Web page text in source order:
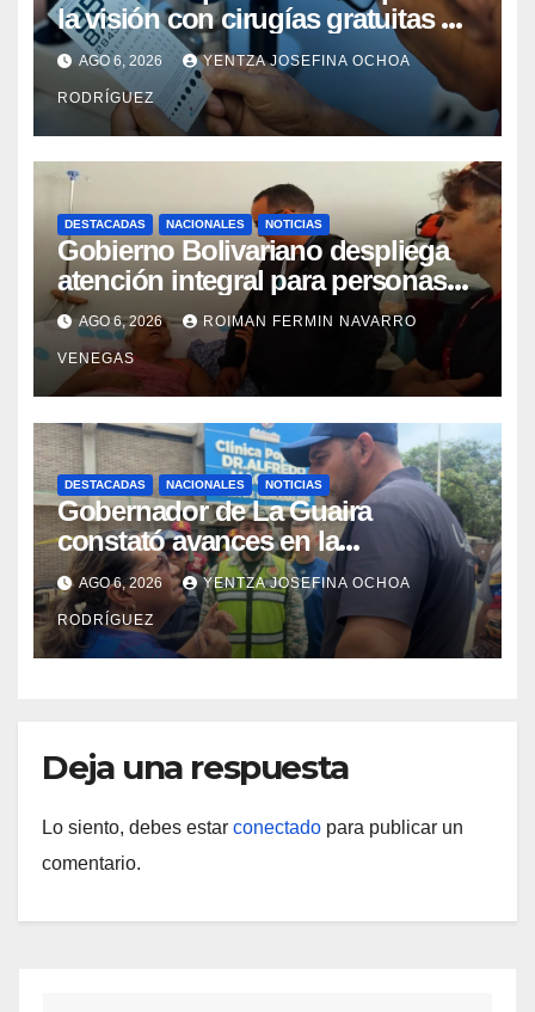
la visión con cirugías gratuitas de
cataratas en Zulia
AGO 6, 2026 YENTZA JOSEFINA OCHOA
RODRÍGUEZ
DESTACADAS NACIONALES NOTICIAS
Gobierno Bolivariano despliega
atención integral para personas
con discapacidad en
campamentos de La Guaira
AGO 6, 2026 ROIMAN FERMIN NAVARRO
VENEGAS
DESTACADAS NACIONALES NOTICIAS
Gobernador de La Guaira
constató avances en la
rehabilitación del Hospitalito de
Catia la Mar
AGO 6, 2026 YENTZA JOSEFINA OCHOA
RODRÍGUEZ
Deja una respuesta
Lo siento, debes estar conectado para publicar un
comentario.